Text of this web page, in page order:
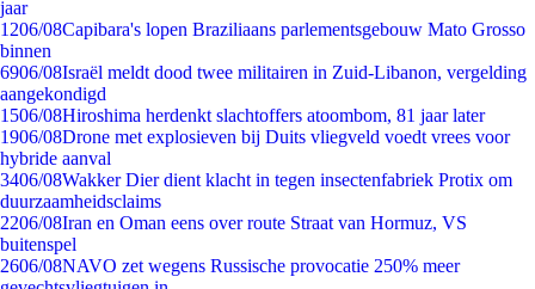
jaar
1206/08Capibara's lopen Braziliaans parlementsgebouw Mato Grosso
binnen
6906/08Israël meldt dood twee militairen in Zuid-Libanon, vergelding
aangekondigd
1506/08Hiroshima herdenkt slachtoffers atoombom, 81 jaar later
1906/08Drone met explosieven bij Duits vliegveld voedt vrees voor
hybride aanval
3406/08Wakker Dier dient klacht in tegen insectenfabriek Protix om
duurzaamheidsclaims
2206/08Iran en Oman eens over route Straat van Hormuz, VS
buitenspel
2606/08NAVO zet wegens Russische provocatie 250% meer